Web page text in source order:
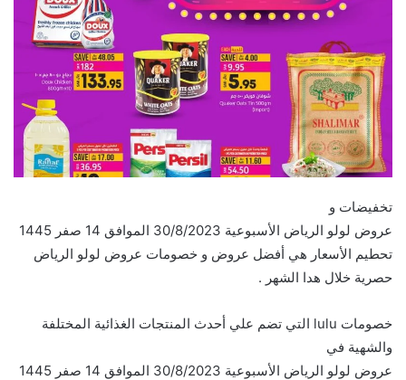
تخفيضات و
عروض لولو الرياض الأسبوعية 30/8/2023 الموافق 14 صفر 1445
تحطيم الأسعار هي أفضل عروض و خصومات عروض لولو الرياض
حصرية خلال هدا الشهر .
خصومات lulu التي تضم علي أحدث المنتجات الغذائية المختلفة
والشهية في
عروض لولو الرياض الأسبوعية 30/8/2023 الموافق 14 صفر 1445